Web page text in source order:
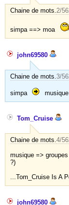
Chaine de mots.2/
simpa ==> moa
john69580
Chaine de mots.3/
simpa musique
Tom_Cruise
Chaine de mots.4/
musique =>
?)
...Tom_Cruise Is A
john69580